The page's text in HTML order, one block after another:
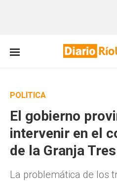
POLÍTICA
El gobierno
intervenir en el
de la Granja
La problemática de los